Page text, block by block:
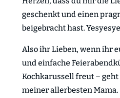
geschenkt und einen
beigebracht hast.
Also ihr Lieben, wenn ihr
und einfache
Kochkarussell freut – geht
meiner allerbesten Mama.